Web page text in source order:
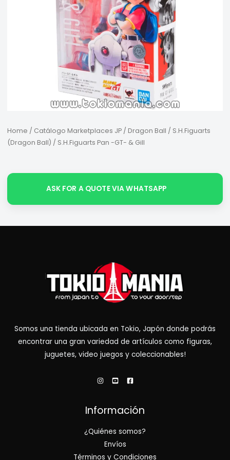
Home / Catálogo Marketplaces JP/ Dragon Ball / S.H.Figuarts
(Dragon Ball) / S.H.Figuarts Pan -GT- & Gill
ASK FOR A QUOTE VIA WHATSAPP
Somos una tienda ubicada en Tokio, Japón donde podrás
encontrar una gran variedad de artículos como figuras,
juguetes, video juegos y coleccionables!
Información
¿Quiénes somos?
Envíos
Términos y Condiciones